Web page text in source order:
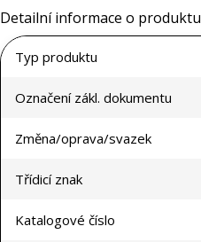
Detailní informace o produktu
Typ produktu
Označení zákl. dokumentu
Změna/oprava/svazek
Třídicí znak
Katalogové číslo